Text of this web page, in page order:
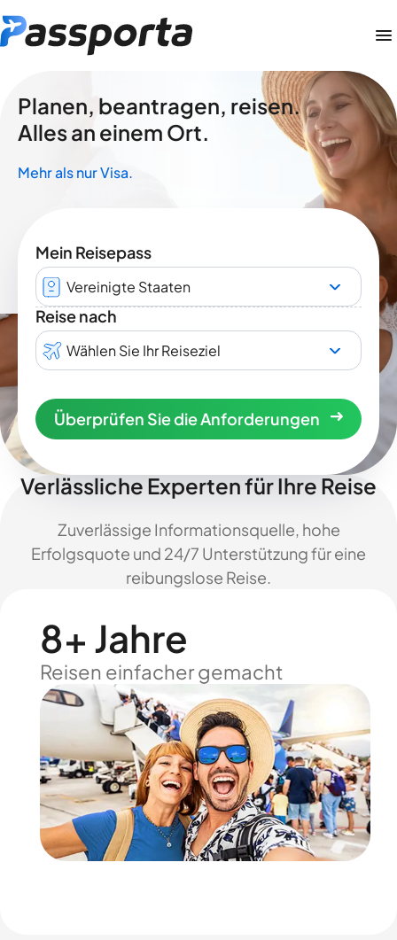
Planen, beantragen, reisen.
Alles an einem Ort.
Mehr als nur Visa.
Mein Reisepass
Vereinigte Staaten
Reise nach
Wählen Sie Ihr Reiseziel
Überprüfen Sie die Anforderungen
Verlässliche Experten für Ihre Reise
Zuverlässige Informationsquelle, hohe
Erfolgsquote und 24/7 Unterstützung für eine
reibungslose Reise.
8+ Jahre
Reisen einfacher gemacht